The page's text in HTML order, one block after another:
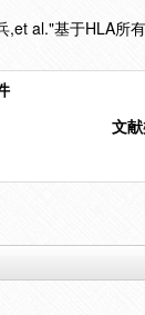
,et al."基于HLA所
文